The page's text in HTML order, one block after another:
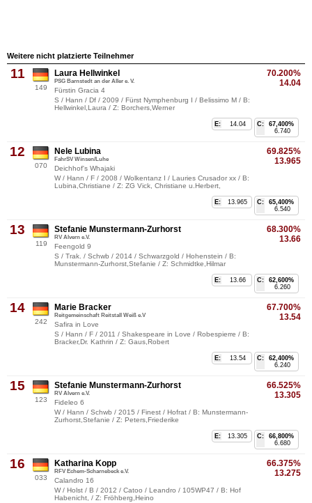
Weitere nicht platzierte Teilnehmer
11
149
70.200%
14.04
Laura Hellwinkel
PSG Barnstedt an der Aller e. V.
Fürstin Gracia 4
S / Hann / Df / 2009 / Fürst Nymphenburg I / Belissimo M / B:
Hellwinkel,Laura / Z: Borchers,Werner
C:
67,400%
6.740
E: 14.04
12
070
69.825%
13.965
Nele Lubina
FahrSV Winsen/Luhe
Deichhof's Whajaki
W / Hann / F / 2008 / Wolkentanz I / Lauries Crusador xx / B:
Lubina,Christiane / Z: ZG Vick, Christiane u.Herbert,
C:
65,400%
6.540
E: 13.965
13
119
68.300%
13.66
Stefanie Munstermann-Zurhorst
RV Alvern e.V.
Feengold 9
S / Trak. / Schwb / 2014 / Schwarzgold / Hohenstein / B:
Munstermann-Zurhorst,Stefanie / Z: Schmidtke,Hilmar
C:
62,600%
6.260
E: 13.66
14
242
67.700%
13.54
Marie Bracker
Reitgemeinschaft Reitstall Weiß e.V
Safira in Love
S / Hann / F / 2011 / Shakespeare in Love / Robespierre / B:
Bracker,Dr. Kathrin / Z: Gaus,Robert
C:
62,400%
6.240
E: 13.54
15
123
66.525%
13.305
Stefanie Munstermann-Zurhorst
RV Alvern e.V.
Fideleo 6
W / Hann / Schwb / 2015 / Finest / Hofrat / B: Munstermann-
Zurhorst,Stefanie / Z: Peters,Friederike
C:
66,800%
6.680
E: 13.305
16
033
66.375%
13.275
Katharina Kopp
RFV Echem-Scharnebeck e.V.
Calandro 16
W / Holst / B / 2012 / Catoo / Leandro / 105WP47 / B: Hof
Habenicht, / Z: Fröhberg,Heino